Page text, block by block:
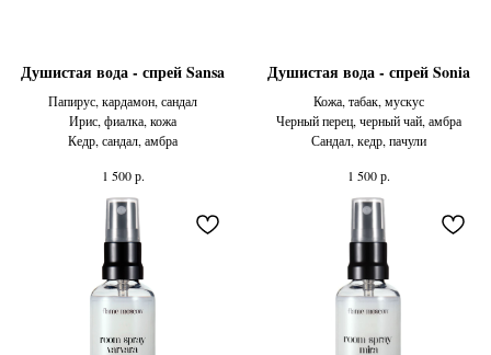
Душистая вода - спрей Sansa
Папирус, кардамон, сандал
Ирис, фиалка, кожа
Кедр, сандал, амбра
1 500 р.
Душистая вода - спрей Sonia
Кожа, табак, мускус
Черный перец, черный чай, амбра
Сандал, кедр, пачули
1 500 р.